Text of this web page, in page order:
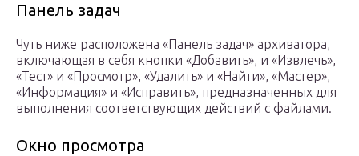
Панель задач
Чуть ниже расположена «Панель задач» архиватора,
включающая в себя кнопки «Добавить», и «Извлечь»,
«Тест» и «Просмотр», «Удалить» и «Найти», «Мастер»,
«Информация» и «Исправить», предназначенных для
выполнения соответствующих действий с файлами.
Окно просмотра